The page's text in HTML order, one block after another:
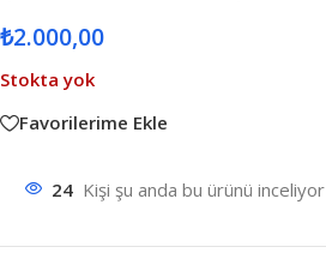
₺2.000,00
Stokta yok
Favorilerime Ekle
24 Kişi şu anda bu ürünü inceliyor